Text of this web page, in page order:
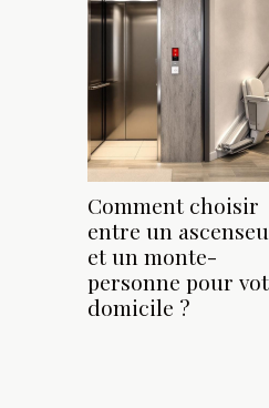
Comment choisir
entre un
et un monte-
personne pour
domicile ?